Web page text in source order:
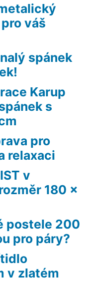
váš
spánek
Karup
s
pro
relaxaci
v
180 x
postele 200
pro páry?
v zlatém